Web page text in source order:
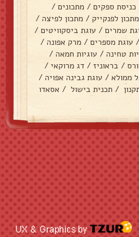
כניסת ספקים / מתכונים /
מתכון לפנקייק / מתכון לפיצה /
שמרים / עוגת ביסקוויטים /
/ עוגת מספרים / מרק אפונה /
טחינה / עוגיות חמאה /
/ בראוניז / דג מרוקאי /
ממולא / עוגת גבינה אפויה /
/ תכנית בישול / אסאדו